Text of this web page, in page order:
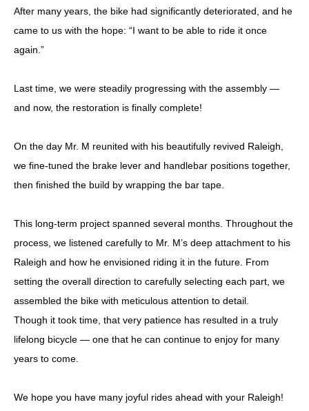
After many years, the bike had significantly deteriorated, and he
came to us with the hope: “I want to be able to ride it once
again.”
Last time, we were steadily progressing with the assembly —
and now, the restoration is finally complete!
On the day Mr. M reunited with his beautifully revived Raleigh,
we fine-tuned the brake lever and handlebar positions together,
then finished the build by wrapping the bar tape.
This long-term project spanned several months. Throughout the
process, we listened carefully to Mr. M’s deep attachment to his
Raleigh and how he envisioned riding it in the future. From
setting the overall direction to carefully selecting each part, we
assembled the bike with meticulous attention to detail.
Though it took time, that very patience has resulted in a truly
lifelong bicycle — one that he can continue to enjoy for many
years to come.
We hope you have many joyful rides ahead with your Raleigh!